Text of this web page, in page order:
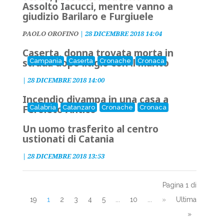
Assolto Iacucci, mentre vanno a
giudizio Barilaro e Furgiuele
PAOLO OROFINO| 28 DICEMBRE 2018 14:04
Campania Caserta Cronache Cronaca
Caserta, donna trovata morta in
strada dopo litigio con il marito
| 28 DICEMBRE 2018 14:00
Calabria Catanzaro Cronache Cronaca
Incendio divampa in una casa a
Feroleto Antico
Un uomo trasferito al centro
ustionati di Catania
| 28 DICEMBRE 2018 13:53
Pagina 1 di
19
1 2 3 4 5 10 »
Ultima
»